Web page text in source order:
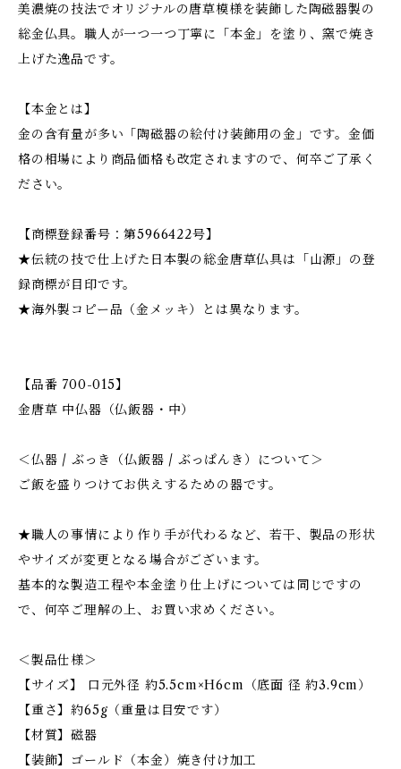
美濃焼の技法でオリジナルの唐草模様を装飾した陶磁器製の
総金仏具。職人が一つ一つ丁寧に「本金」を塗り、窯で焼き
上げた逸品です。
【本金とは】
金の含有量が多い「陶磁器の絵付け装飾用の金」です。金価
格の相場により商品価格も改定されますので、何卒ご了承く
ださい。
【商標登録番号：第5966422号】
★伝統の技で仕上げた日本製の総金唐草仏具は「山源」の登
録商標が目印です。
★海外製コピー品（金メッキ）とは異なります。
【品番 700-015】
金唐草 中仏器（仏飯器・中）
＜仏器 / ぶっき（仏飯器 / ぶっぱんき）について＞
ご飯を盛りつけてお供えするための器です。
★職人の事情により作り手が代わるなど、若干、製品の形状
やサイズが変更となる場合がございます。
基本的な製造工程や本金塗り仕上げについては同じですの
で、何卒ご理解の上、お買い求めください。
＜製品仕様＞
【サイズ】 口元外径 約5.5cm×H6cm（底面 径 約3.9cm）
【重さ】約65g（重量は目安です）
【材質】磁器
【装飾】ゴールド（本金）焼き付け加工